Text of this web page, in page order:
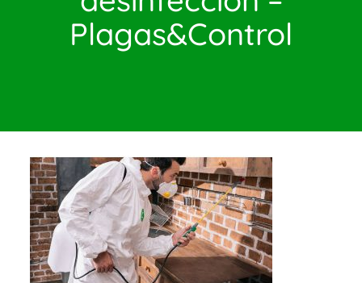
Plagas&Control